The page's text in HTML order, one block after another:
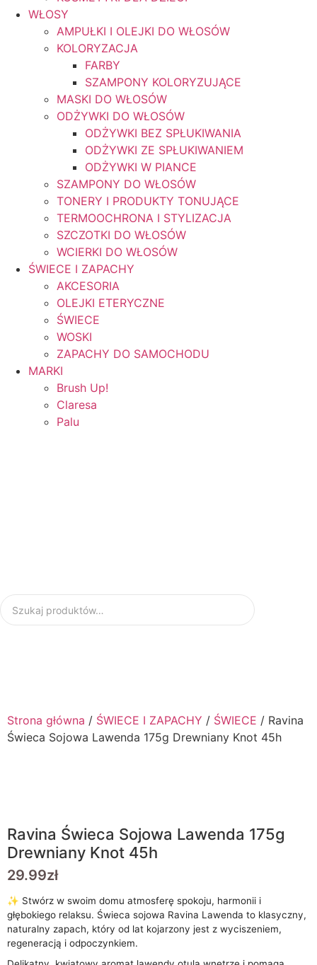
WŁOSY
AMPUŁKI I OLEJKI DO WŁOSÓW
KOLORYZACJA
FARBY
SZAMPONY KOLORYZUJĄCE
MASKI DO WŁOSÓW
ODŻYWKI DO WŁOSÓW
ODŻYWKI BEZ SPŁUKIWANIA
ODŻYWKI ZE SPŁUKIWANIEM
ODŻYWKI W PIANCE
SZAMPONY DO WŁOSÓW
TONERY I PRODUKTY TONUJĄCE
TERMOOCHRONA I STYLIZACJA
SZCZOTKI DO WŁOSÓW
WCIERKI DO WŁOSÓW
ŚWIECE I ZAPACHY
AKCESORIA
OLEJKI ETERYCZNE
ŚWIECE
WOSKI
ZAPACHY DO SAMOCHODU
MARKI
Brush Up!
Claresa
Palu
Strona główna / ŚWIECE I ZAPACHY / ŚWIECE / Ravina
Świeca Sojowa Lawenda 175g Drewniany Knot 45h
Ravina Świeca Sojowa Lawenda 175g
Drewniany Knot 45h
29.99zł
✨ Stwórz w swoim domu atmosferę spokoju, harmonii i
głębokiego relaksu. Świeca sojowa Ravina Lawenda to klasyczny,
naturalny zapach, który od lat kojarzony jest z wyciszeniem,
regeneracją i odpoczynkiem.